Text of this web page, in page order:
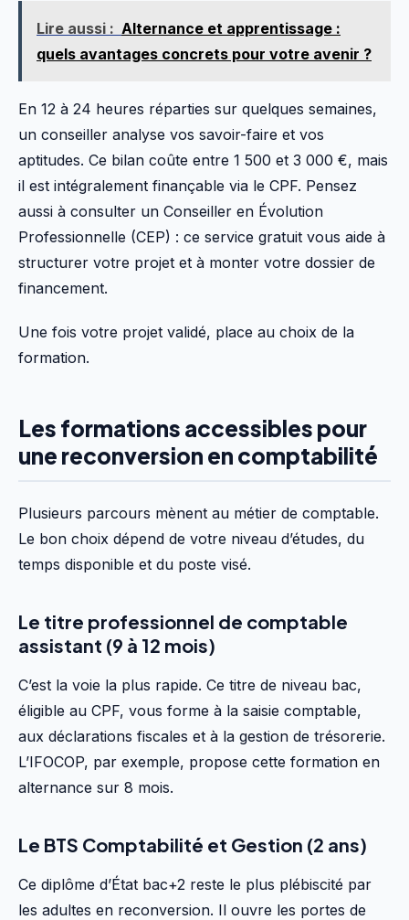
Lire aussi : Alternance et apprentissage :
quels avantages concrets pour votre avenir ?
En 12 à 24 heures réparties sur quelques semaines,
un conseiller analyse vos savoir-faire et vos
aptitudes. Ce bilan coûte entre 1 500 et 3 000 €, mais
il est intégralement finançable via le CPF. Pensez
aussi à consulter un Conseiller en Évolution
Professionnelle (CEP) : ce service gratuit vous aide à
structurer votre projet et à monter votre dossier de
financement.
Une fois votre projet validé, place au choix de la
formation.
Les formations accessibles pour
une reconversion en comptabilité
Plusieurs parcours mènent au métier de comptable.
Le bon choix dépend de votre niveau d’études, du
temps disponible et du poste visé.
Le titre professionnel de comptable
assistant (9 à 12 mois)
C’est la voie la plus rapide. Ce titre de niveau bac,
éligible au CPF, vous forme à la saisie comptable,
aux déclarations fiscales et à la gestion de trésorerie.
L’IFOCOP, par exemple, propose cette formation en
alternance sur 8 mois.
Le BTS Comptabilité et Gestion (2 ans)
Ce diplôme d’État bac+2 reste le plus plébiscité par
les adultes en reconversion. Il ouvre les portes de